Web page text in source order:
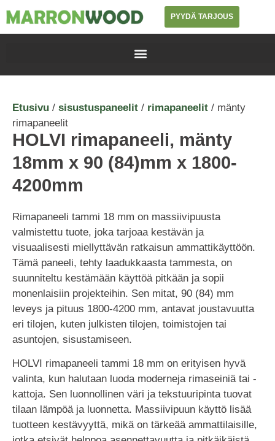
PYYDÄ TARJOUS
Etusivu / sisustuspaneelit / rimapaneelit / mänty
rimapaneelit
HOLVI rimapaneeli, mänty
18mm x 90 (84)mm x 1800-
4200mm
Rimapaneeli tammi 18 mm on massiivipuusta
valmistettu tuote, joka tarjoaa kestävän ja
visuaalisesti miellyttävän ratkaisun ammattikäyttöön.
Tämä paneeli, tehty laadukkaasta tammesta, on
suunniteltu kestämään käyttöä pitkään ja sopii
monenlaisiin projekteihin. Sen mitat, 90 (84) mm
leveys ja pituus 1800-4200 mm, antavat joustavuutta
eri tilojen, kuten julkisten tilojen, toimistojen tai
asuntojen, sisustamiseen.
HOLVI rimapaneeli tammi 18 mm on erityisen hyvä
valinta, kun halutaan luoda moderneja rimaseiniä tai -
kattoja. Sen luonnollinen väri ja tekstuuripinta tuovat
tilaan lämpöä ja luonnetta. Massiivipuun käyttö lisää
tuotteen kestävyyttä, mikä on tärkeää ammattilaisille,